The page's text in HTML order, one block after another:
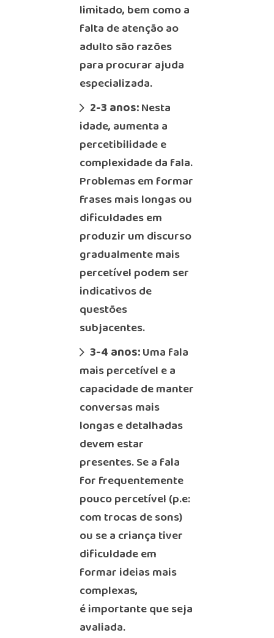
limitado, bem como a
falta de atenção ao
adulto são razões
para procurar ajuda
especializada.
2-3 anos:Nesta
idade, aumenta a
percetibilidade e
complexidade da fala.
Problemas em formar
frases mais longas ou
dificuldades em
produzir um discurso
gradualmente mais
percetível podem ser
indicativos de
questões
subjacentes.
3-4 anos:Uma fala
mais percetível e a
capacidade de manter
conversas mais
longas e detalhadas
devem estar
presentes. Se a fala
for frequentemente
pouco percetível (p.e:
com trocas de sons)
ou se a criança tiver
dificuldade em
formar ideias mais
complexas,
é importante que seja
avaliada.